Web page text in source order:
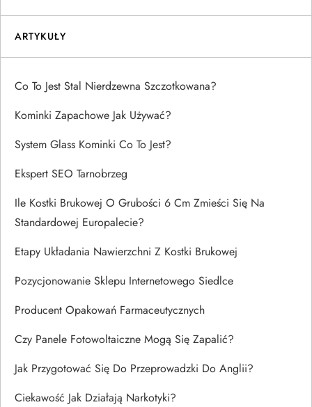
ARTYKUŁY
Co To Jest Stal Nierdzewna Szczotkowana?
Kominki Zapachowe Jak Używać?
System Glass Kominki Co To Jest?
Ekspert SEO Tarnobrzeg
Ile Kostki Brukowej O Grubości 6 Cm Zmieści Się Na
Standardowej Europalecie?
Etapy Układania Nawierzchni Z Kostki Brukowej
Pozycjonowanie Sklepu Internetowego Siedlce
Producent Opakowań Farmaceutycznych
Czy Panele Fotowoltaiczne Mogą Się Zapalić?
Jak Przygotować Się Do Przeprowadzki Do Anglii?
Ciekawość Jak Działają Narkotyki?